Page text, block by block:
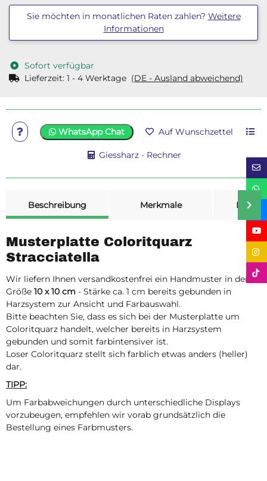
Sie möchten in monatlichen Raten zahlen? Weitere
Informationen
Sofort verfügbar
Lieferzeit: 1 - 4 Werktage (DE - Ausland abweichend)
WhatsApp Chat Auf Wunschzettel
Giessharz - Rechner
Beschreibung
Merkmale
Musterplatte Coloritquarz
Stracciatella
Wir liefern Ihnen versandkostenfrei ein Handmuster in der
Größe 10 x 10 cm - Stärke ca. 1 cm bereits gebunden in
Harzsystem zur Ansicht und Farbauswahl.
Bitte beachten Sie, dass es sich bei der Musterplatte um
Coloritquarz handelt, welcher bereits in Harzsystem
gebunden und somit farbintensiver ist.
Loser Coloritquarz stellt sich farblich etwas anders (heller)
dar.
TIPP:
Um Farbabweichungen durch unterschiedliche Displays
vorzubeugen, empfehlen wir vorab grundsätzlich die
Bestellung eines Farbmusters.